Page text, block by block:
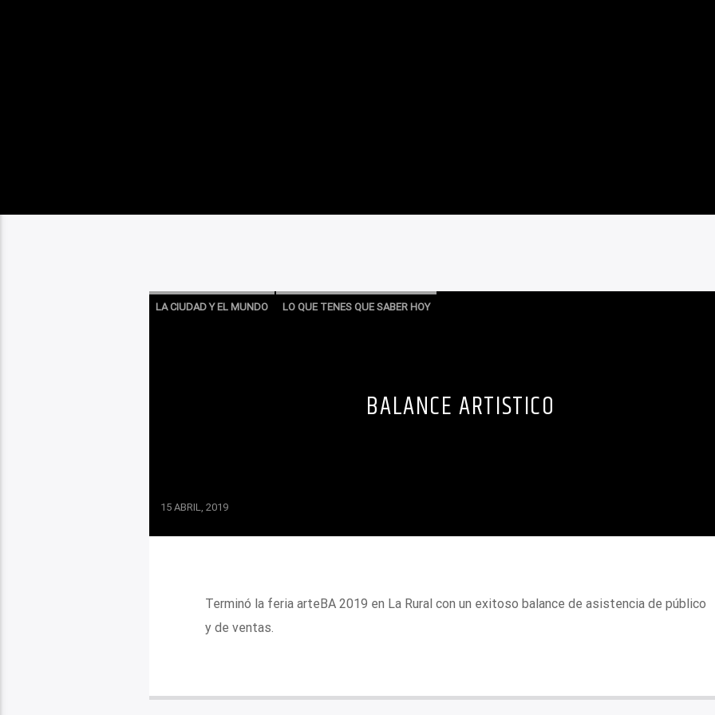
LA CIUDAD Y EL MUNDO LO QUE TENES QUE SABER HOY
BALANCE ARTISTICO
15 ABRIL, 2019
Terminó la feria arteBA 2019 en La Rural con un exitoso balance de asistencia de público
y de ventas.